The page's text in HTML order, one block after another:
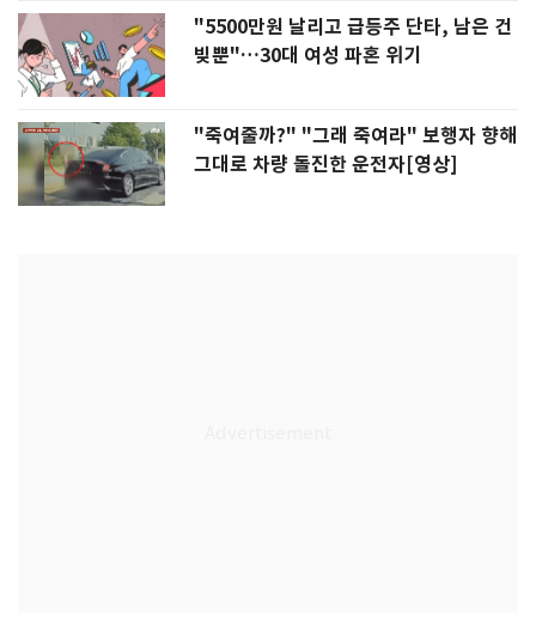
"5500만원 날리고 급등주 단타, 남은 건
빚뿐"…30대 여성 파혼 위기
"죽여줄까?" "그래 죽여라" 보행자 향해
그대로 차량 돌진한 운전자[영상]